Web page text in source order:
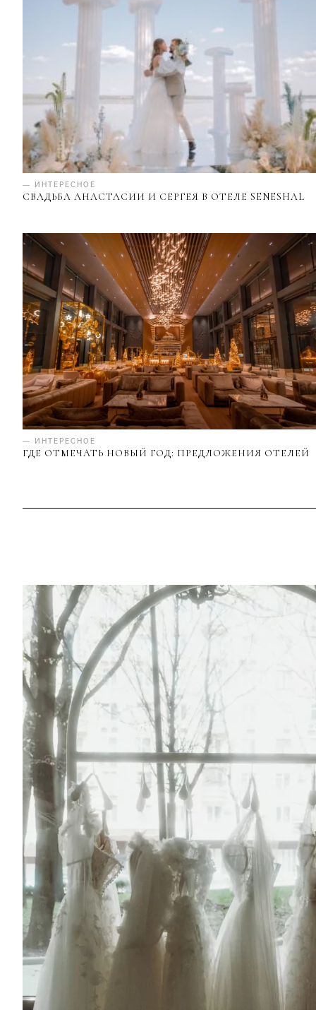
— ИНТЕРЕСНОЕ
СВАДЬБА АНАСТАСИИ И СЕРГЕЯ В ОТЕЛЕ SENESHAL
— ИНТЕРЕСНОЕ
ГДЕ ОТМЕЧАТЬ НОВЫЙ ГОД: ПРЕДЛОЖЕНИЯ ОТЕЛЕЙ